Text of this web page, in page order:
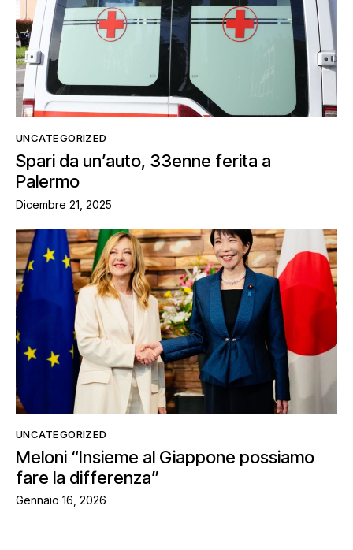
UNCATEGORIZED
Spari da un’auto, 33enne ferita a
Palermo
Dicembre 21, 2025
UNCATEGORIZED
Meloni “Insieme al Giappone possiamo
fare la differenza”
Gennaio 16, 2026